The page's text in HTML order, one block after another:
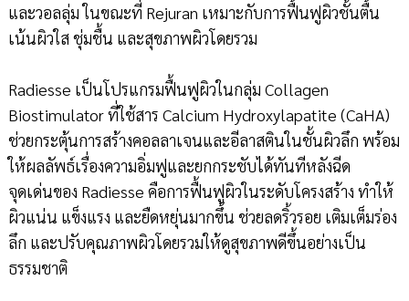
และวอลลุ่ม ในขณะที่ Rejuran เหมาะกับการฟื้นฟูผิวชั้นตื้น
เน้นผิวใส ชุ่มชื้น และสุขภาพผิวโดยรวม
Radiesse เป็นโปรแกรมฟื้นฟูผิวในกลุ่ม Collagen
Biostimulator ที่ใช้สาร Calcium Hydroxylapatite (CaHA)
ช่วยกระตุ้นการสร้างคอลลาเจนและอีลาสตินในชั้นผิวลึก พร้อม
ให้ผลลัพธ์เรื่องความอิ่มฟูและยกกระชับได้ทันทีหลังฉีด
จุดเด่นของ Radiesse คือการฟื้นฟูผิวในระดับโครงสร้าง ทำให้
ผิวแน่น แข็งแรง และยืดหยุ่นมากขึ้น ช่วยลดริ้วรอย เติมเต็มร่อง
ลึก และปรับคุณภาพผิวโดยรวมให้ดูสุขภาพดีขึ้นอย่างเป็น
ธรรมชาติ